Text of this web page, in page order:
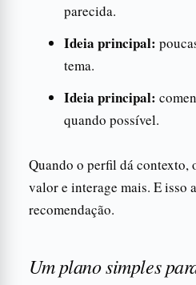
parecida.
Ideia principal:
tema.
Ideia principal:
quando possível.
Quando o perfil dá contexto,
valor e interage mais. E isso
recomendação.
Um plano simples